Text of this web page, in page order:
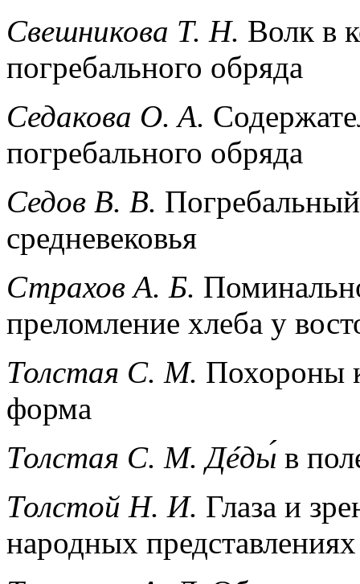
Свешникова Т. Н. Волк в
погребального обряда
Седакова O. A.
погребального обряда
Седов В. В.
средневековья
Страхов А. Б.
преломление хлеба у
Толстая С. М. Похороны
форма
Толстая С. М. Дéды́ в
Толстой Н. И. Глаза и
народных представлениях